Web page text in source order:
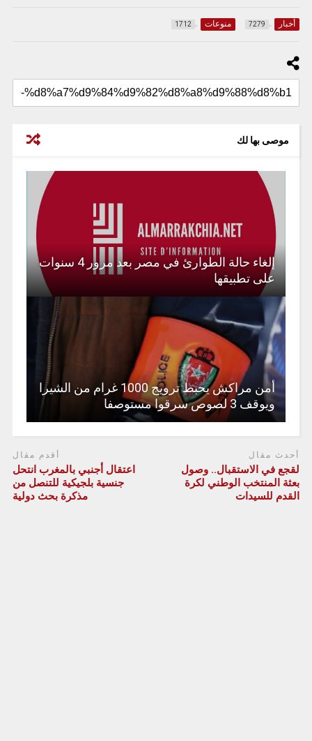
أخبار 7279 منوعات 1712
موصى بها لك
إلغاء حالة الطوارئ في مصر بعد مرور 4 سنوات
على تطبيقها
أمن مراكش يحبط ترويج 1000 غرام من الشيرا
ويوقف 3 لصوص سرقوا مستوصفا
أحدث مقال
لقجع في الاستقبال.. وصول
بعثة المنتخب الوطني لكرة
القدم للسيدات
أقدم مقال
اعتقال أجنبي بالمغرب انتحل
جنسية بلجيكية للتنصل من
مذكرة بحث دولية